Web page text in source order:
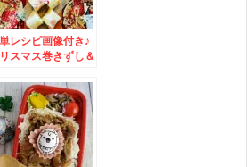
レシピ画像付き♪
スマス巻きずし＆
とまったりお寿司
鮨やましろ」さん